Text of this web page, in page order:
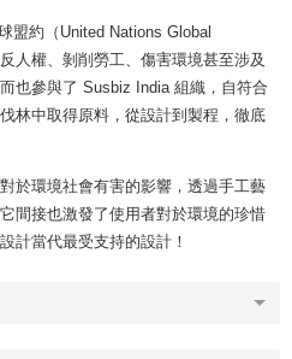
盟約（United Nations Global
人權、剝削勞工、傷害環境甚至涉及
也參與了 Susbiz India 組織，自符合
林中取得原料，從設計到製程，徹底
於環境社會有害的影響，透過手工藝
間接也激發了使用者對於環境的珍惜
計當代最受支持的設計！